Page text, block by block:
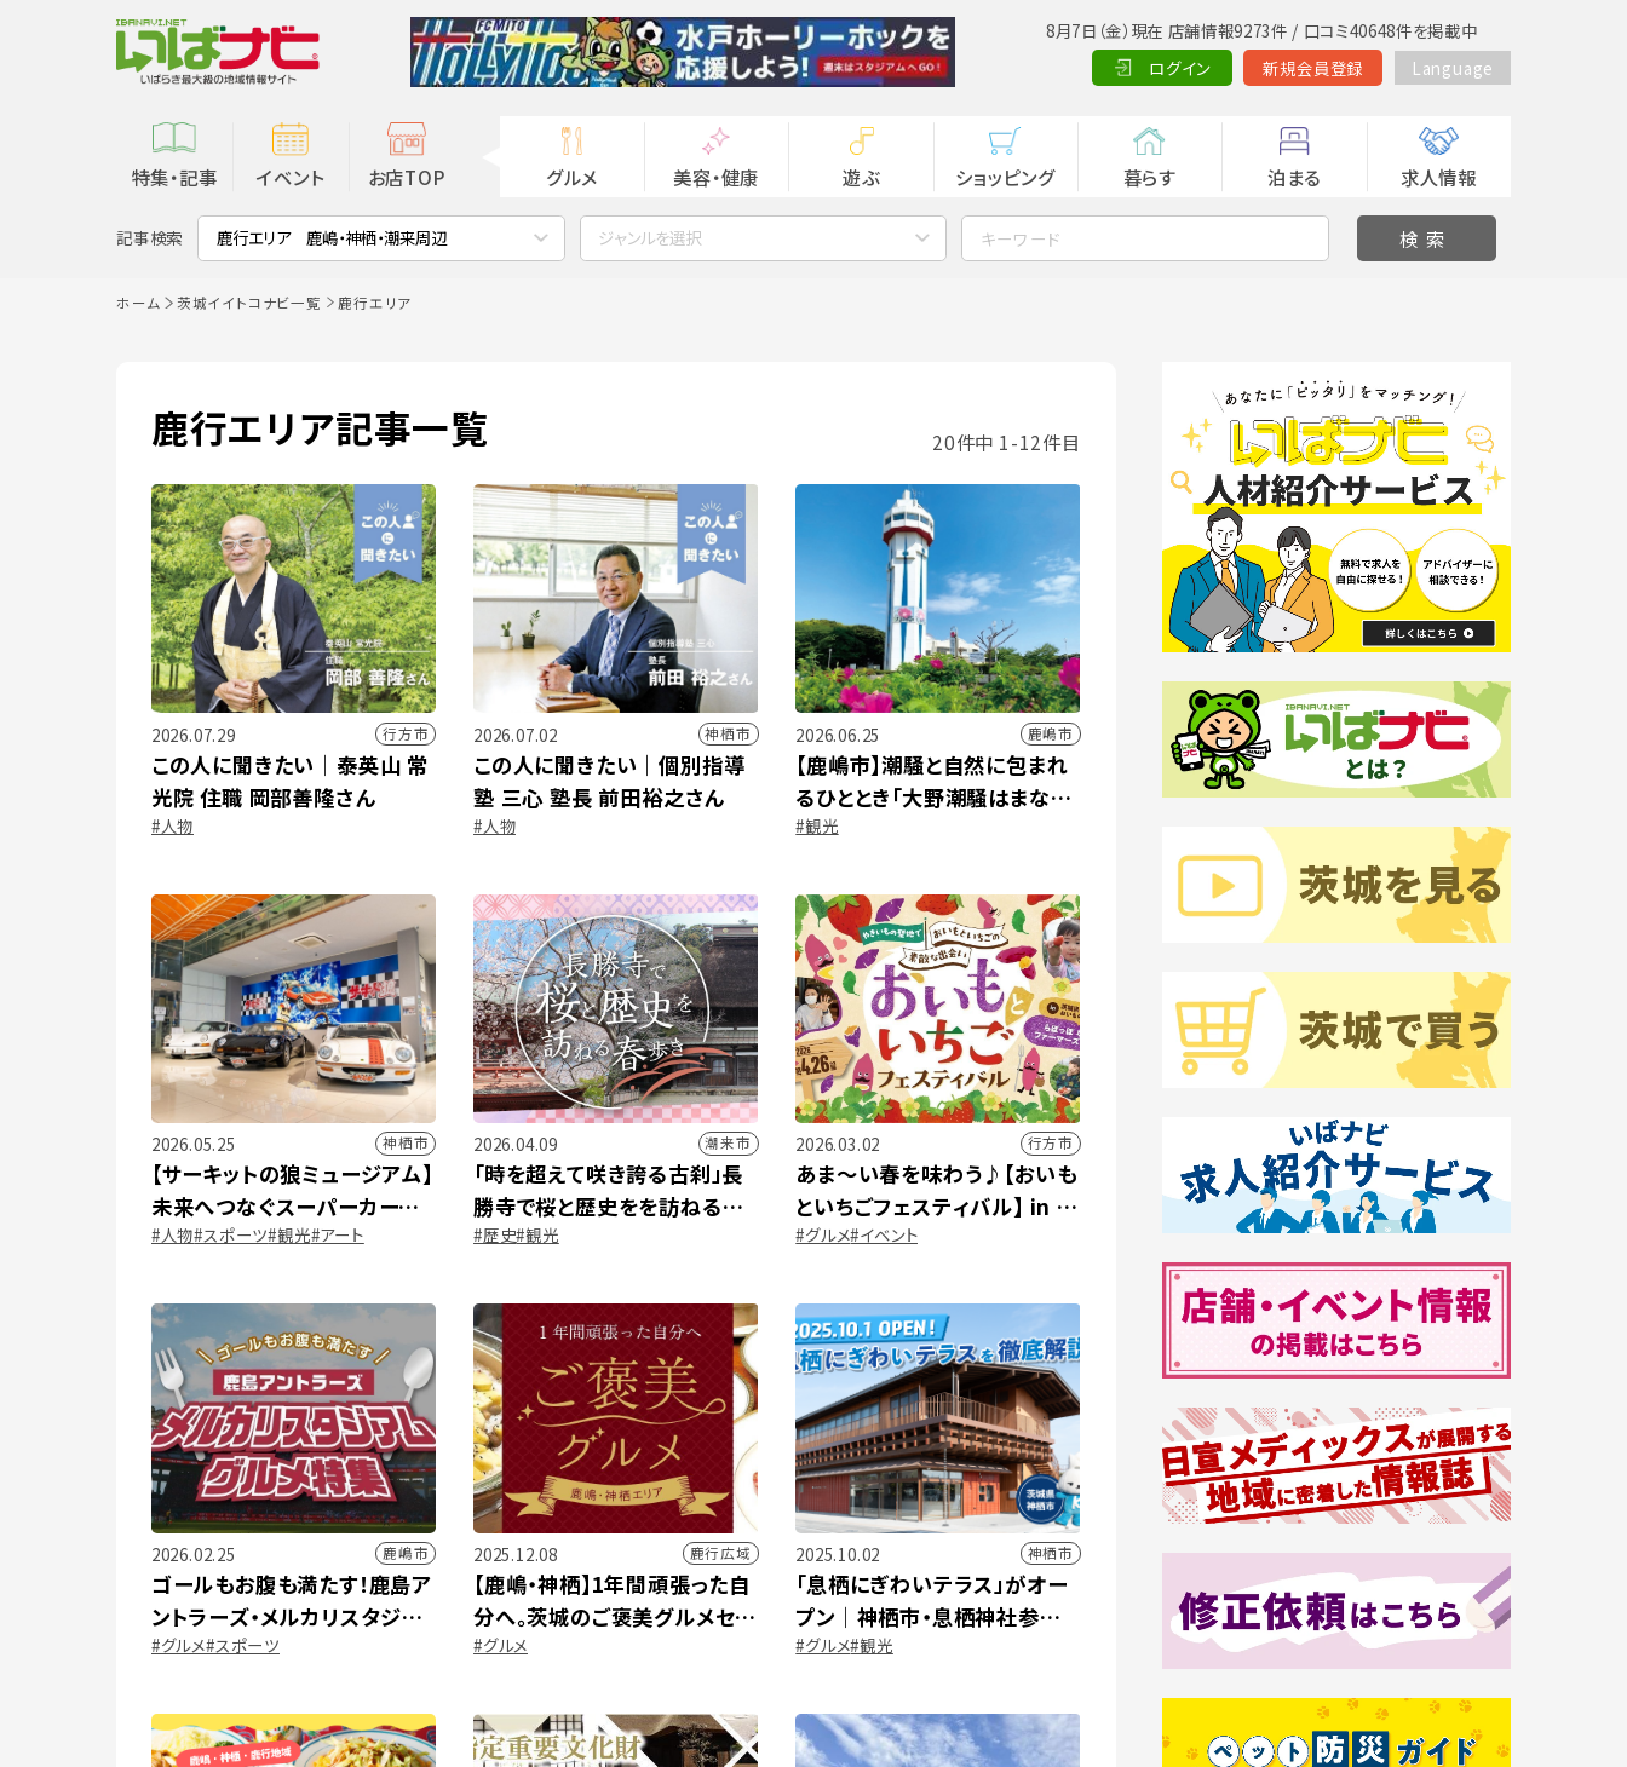
8月7日（金）現在 店舗情報9273件 / 口コミ40648件を掲載中
ログイン
新規会員登録 Language
特集・記事 イベント お店TOP グルメ 美容・健康 遊ぶ ショッピング 暮らす 泊まる 求人情報
記事検索 鹿行エリア 鹿嶋・神栖・潮来周辺 ジャンルを選択
ホーム 茨城イイトコナビ一覧 鹿行エリア
鹿行エリア記事一覧 20件中 1-12件目
2026.07.29 行方市
この人に聞きたい｜泰英山 常
光院 住職 岡部善隆さん
#人物
2026.07.02 神栖市
この人に聞きたい｜個別指導
塾 三心 塾長 前田裕之さん
#人物
2026.06.25 鹿嶋市
【鹿嶋市】潮騒と自然に包まれ
るひととき「大野潮騒はまなす
公園」へ！
#観光
2026.05.25 神栖市
【サーキットの狼ミュージアム】
未来へつなぐスーパーカーの
鼓動と車文化のバトン
#人物#スポーツ#観光#アート
2026.04.09 潮来市
「時を超えて咲き誇る古刹」長
勝寺で桜と歴史をを訪ねる春
歩き
#歴史#観光
2026.03.02 行方市
あま～い春を味わう♪【おいも
といちごフェスティバル】 in ら
ぽっぽ なめがたファーマーズ
#グルメ#イベント
2026.02.25 鹿嶋市
ゴールもお腹も満たす！鹿島ア
ントラーズ・メルカリスタジア
ムグルメ特集
#グルメ#スポーツ
2025.12.08 鹿行広域
【鹿嶋・神栖】1年間頑張った自
分へ。茨城のご褒美グルメセレ
クション
#グルメ
2025.10.02 神栖市
「息栖にぎわいテラス」がオー
プン｜神栖市・息栖神社参道
に新たな観光拠点誕生
#グルメ#観光